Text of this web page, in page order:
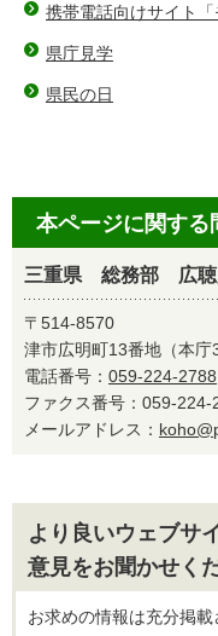
携帯電話向けサイト「
県庁見学
県民の日
本ページに関する
三重県 総務部 広聴
〒514-8570
津市広明町13番地（本庁3
電話番号： 059-224-2788
ファクス番号：059-
メールアドレス：
より良いウェブサ
意見をお聞かせく
お求めの情報は充分掲